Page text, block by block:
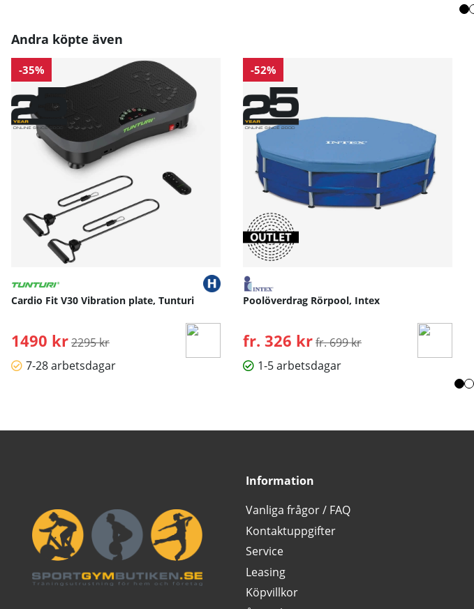
Andra köpte även
-35%
Cardio Fit V30 Vibration plate, Tunturi
1490 kr Ordinarie pris:
2295 kr
7-28 arbetsdagar
-52%
Poolöverdrag Rörpool, Intex
fr. 326 krOrdinarie pris:
fr. 699 kr
1-5 arbetsdagar
Information
Vanliga frågor / FAQ
Kontaktuppgifter
Service
Leasing
Köpvillkor